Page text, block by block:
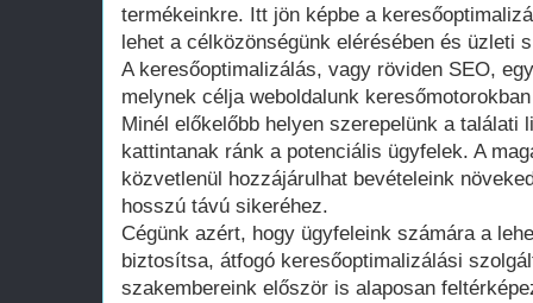
termékeinkre. Itt jön képbe a
lehet a célközönségünk elérésében és üzleti
A keresőoptimalizálás, vagy röviden SEO,
melynek célja weboldalunk
Minél előkelőbb helyen szerepelünk a találati
kattintanak ránk a potenciális ügyfelek. A
közvetlenül hozzájárulhat bevételeink
hosszú távú sikeréhez.
Cégünk azért, hogy ügyfeleink számára a
biztosítsa, átfogó keresőoptimalizálási
szakembereink először is alaposan